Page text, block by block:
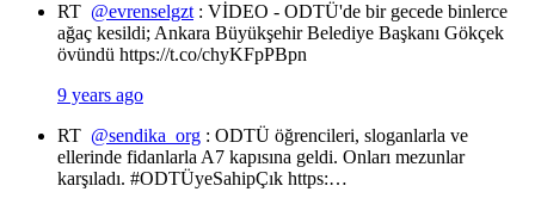
RT @evrenselgzt : VİDEO - ODTÜ'de bir gecede binlerce
ağaç kesildi; Ankara Büyükşehir Belediye Başkanı Gökçek
övündü https://t.co/chyKFpPBpn
9 years ago
RT @sendika_org : ODTÜ öğrencileri, sloganlarla ve
ellerinde fidanlarla A7 kapısına geldi. Onları mezunlar
karşıladı. #ODTÜyeSahipÇık https:…